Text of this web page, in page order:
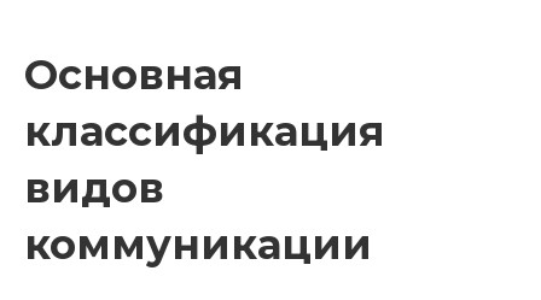
Основная
классификация
видов
коммуникации